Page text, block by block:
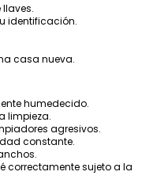
identificación.
casa nueva.
humedecido.
limpieza.
agresivos.
constante.
correctamente sujeto a la